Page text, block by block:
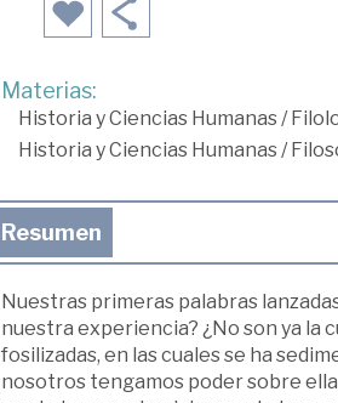
Materias:
Historia y Ciencias Humanas/
Historia y Ciencias Humanas/
Resumen
Nuestras primeras palabras
nuestra experiencia? ¿No son ya la
fosilizadas, en las cuales se ha
nosotros tengamos poder sobre